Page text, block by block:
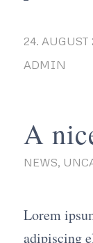
24. AUGUST
ADMIN
A
NEWS,
Lorem
adipiscing